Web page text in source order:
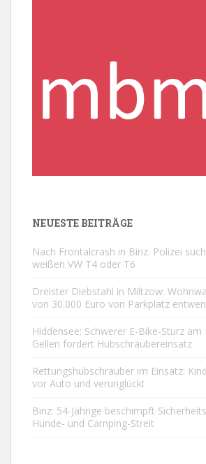
NEUESTE BEITRÄGE
Nach Frontalcrash in Binz: Polizei
weißen VW T4 oder T6
Dreister Diebstahl in Miltzow:
von 30.000 Euro von Parkplatz
Hiddensee: Schwerer E-Bike-Sturz
Gellen fordert Hubschraubereinsatz
Rettungshubschrauber im Einsatz:
vor Auto und verunglückt
Binz: 54-Jährige beschimpft
Hunde- und Camping-Streit